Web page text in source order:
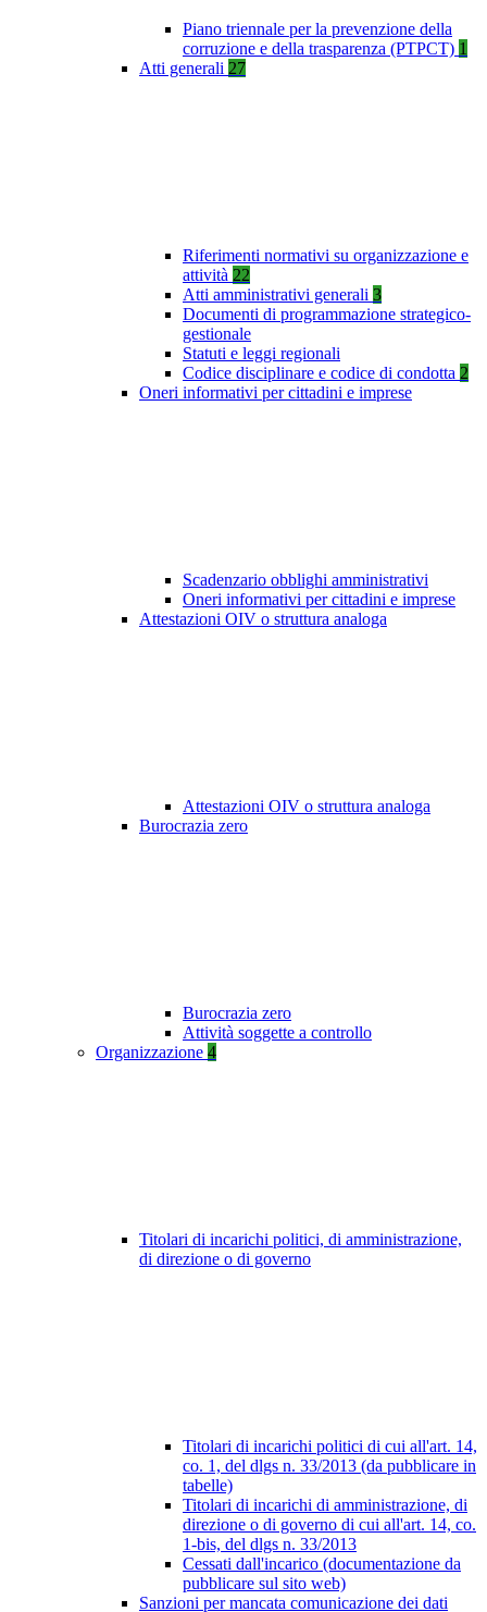
Piano triennale per la prevenzione della
corruzione e della trasparenza (PTPCT) 1
Atti generali 27
Riferimenti normativi su organizzazione e
attività 22
Atti amministrativi generali 3
Documenti di programmazione strategico-
gestionale
Statuti e leggi regionali
Codice disciplinare e codice di condotta 2
Oneri informativi per cittadini e imprese
Scadenzario obblighi amministrativi
Oneri informativi per cittadini e imprese
Attestazioni OIV o struttura analoga
Attestazioni OIV o struttura analoga
Burocrazia zero
Burocrazia zero
Attività soggette a controllo
Organizzazione 4
Titolari di incarichi politici, di amministrazione,
di direzione o di governo
Titolari di incarichi politici di cui all'art. 14,
co. 1, del dlgs n. 33/2013 (da pubblicare in
tabelle)
Titolari di incarichi di amministrazione, di
direzione o di governo di cui all'art. 14, co.
1-bis, del dlgs n. 33/2013
Cessati dall'incarico (documentazione da
pubblicare sul sito web)
Sanzioni per mancata comunicazione dei dati